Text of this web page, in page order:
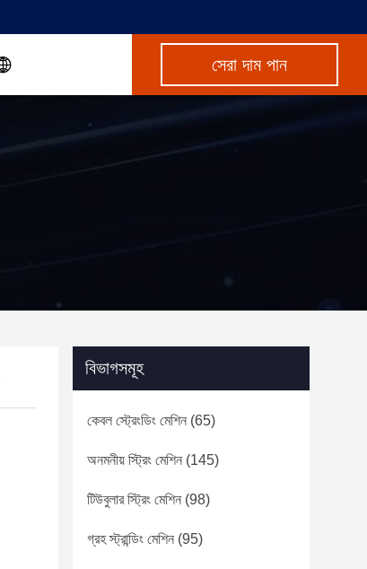
সেরা দাম পান
বিভাগসমূহ
কেবল স্ট্রেংডিং মেশিন (65)
অনমনীয় স্ট্রিং মেশিন (145)
টিউবুলার স্ট্রিং মেশিন (98)
গ্রহ স্ট্রান্ডিং মেশিন (95)